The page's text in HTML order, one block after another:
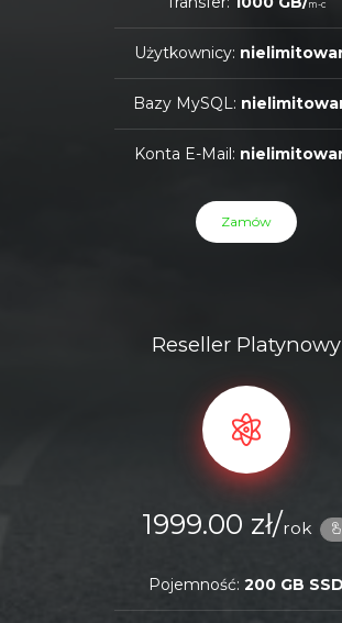
m-c
Użytkownicy:
Bazy MySQL:
Konta E-Mail:
Zamów
Reseller Platynowy
1999.00 zł/rok
Pojemność: 200 GB SSD